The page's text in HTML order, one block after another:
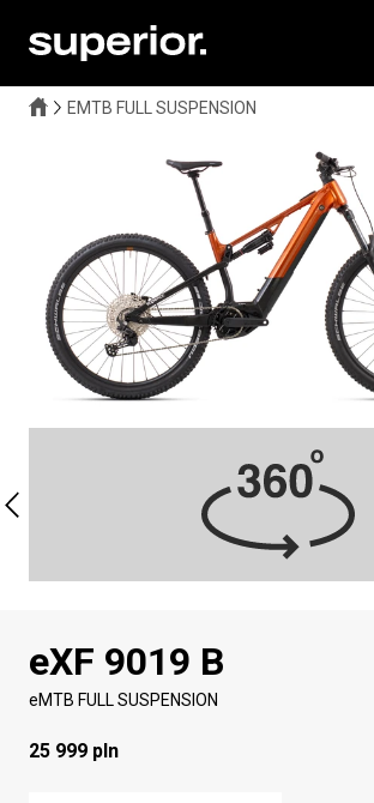
EMTB FULL SUSPENSION
eXF 9019 B
eMTB FULL SUSPENSION
25 999 pln